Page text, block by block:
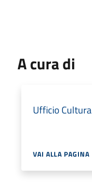
A cura di
Ufficio Cultura
VAI ALLA PAGINA